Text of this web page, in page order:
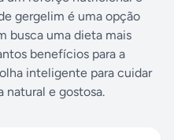
gergelim é uma opção
busca uma dieta mais
benefícios para a
inteligente para cuidar
natural e gostosa.